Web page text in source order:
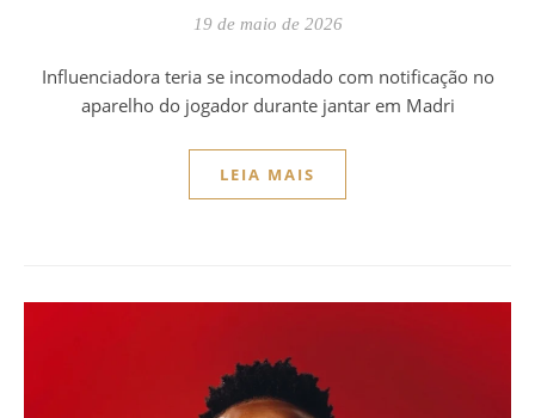
19 de maio de 2026
Influenciadora teria se incomodado com notificação no
aparelho do jogador durante jantar em Madri
LEIA MAIS